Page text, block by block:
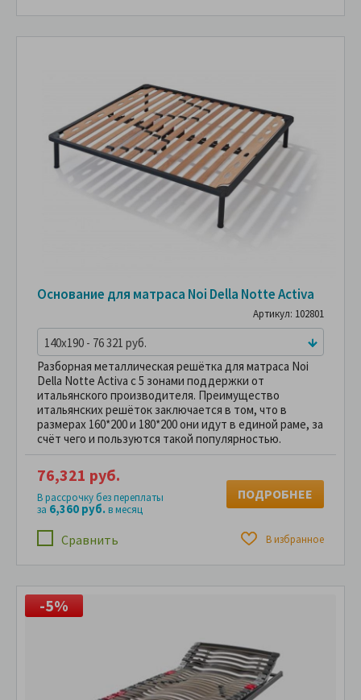
Основание для матраса Noi Della Notte Activa
Артикул: 102801
140x190 - 76 321 руб.
Разборная металлическая решётка для матраса Noi
Della Notte Activa с 5 зонами поддержки от
итальянского производителя. Преимущество
итальянских решёток заключается в том, что в
размерах 160*200 и 180*200 они идут в единой раме, за
счёт чего и пользуются такой популярностью.
Сравнить В избранное
76,321 руб.
В рассрочку без переплаты
за 6,360 руб.в месяц
ПОДРОБНЕЕ
-5%